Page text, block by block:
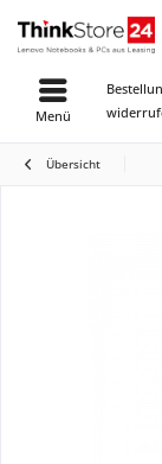
Menü
Übersicht